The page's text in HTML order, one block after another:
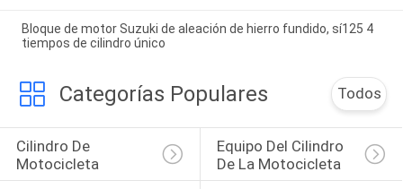
Bloque de motor Suzuki de aleación de hierro fundido, sí125 4
tiempos de cilindro único
Categorías Populares Todos
Cilindro De
Motocicleta
Equipo Del Cilindro
De La Motocicleta